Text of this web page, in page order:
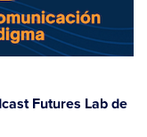
Futures Lab de